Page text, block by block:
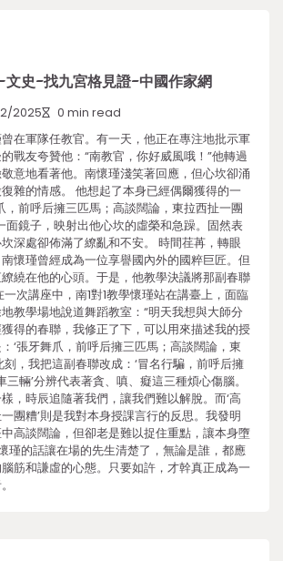
史-找九宮格見證-中國作家網
2025 0 min read
在軍隊任教官。有一天，他正在專注地批示軍
戰友夸贊他：“南教官，你好威風哦！”他轉過
意地看著他。南懷瑾淺笑著回應，但心坎卻涌
雜的情感。 他想起了本身已經偶爾獲得的一
，前呼后擁三匹馬；高談闊論，東拉西扯一團
面鏡子，映射出他心坎的虛榮和急躁。固然表
深處卻佈滿了繚亂和不安。 時間荏苒，轉眼
懷瑾曾經成為一位享譽國內外的國粹巨匠。但
繞在他的心頭。于是，他教學決議將那副春聯
次講座中，南1對1教學懷瑾站在講臺上，面臨
教學場地說道舞蹈教室：“明天我想與大師分
得的春聯，我修正了下，可以用來描述我的授
‘張牙舞爪，前呼后擁三匹馬；高談闊論，東
刻，我把這副春聯改成：‘冒名行騙，前呼后擁
三輛’分辨代表著貪、嗔、癡這三種煩心傷腦。
，時辰追隨著我們，讓我們難以解脫。而‘高
團糟’則是我對本身授課言行的反思。我發明
高談闊論，但卻老是難以捉住重點，讓本身墮
瑾的話讓在場的先生清楚了，無論是誰，都應
筋和謙虛的心態。只要如許，才幹真正成為一